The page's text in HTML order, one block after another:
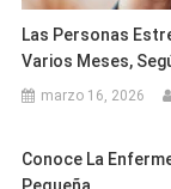
Las Personas
Varios Meses,
marzo 16, 2026
Conoce La